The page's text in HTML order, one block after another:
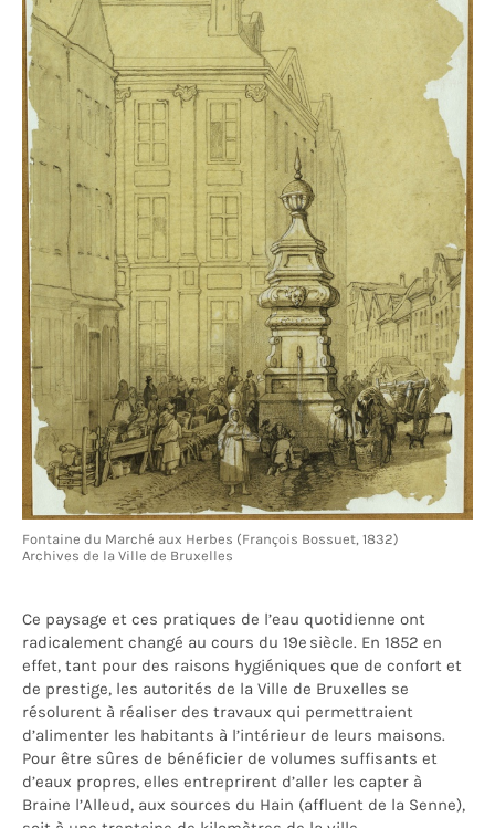
Fontaine du Marché aux Herbes (François Bossuet, 1832)
Archives de la Ville de Bruxelles
Ce paysage et ces pratiques de l’eau quotidienne ont
radicalement changé au cours du 19e siècle. En 1852 en
effet, tant pour des raisons hygiéniques que de confort et
de prestige, les autorités de la Ville de Bruxelles se
résolurent à réaliser des travaux qui permettraient
d’alimenter les habitants à l’intérieur de leurs maisons.
Pour être sûres de bénéficier de volumes suffisants et
d’eaux propres, elles entreprirent d’aller les capter à
Braine l’Alleud, aux sources du Hain (affluent de la Senne),